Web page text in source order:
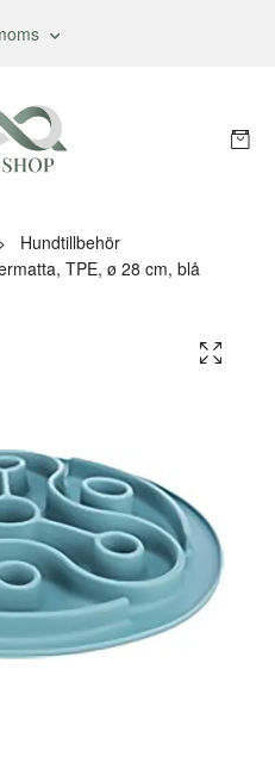
Hundtillbehör
TPE, ø 28 cm, blå